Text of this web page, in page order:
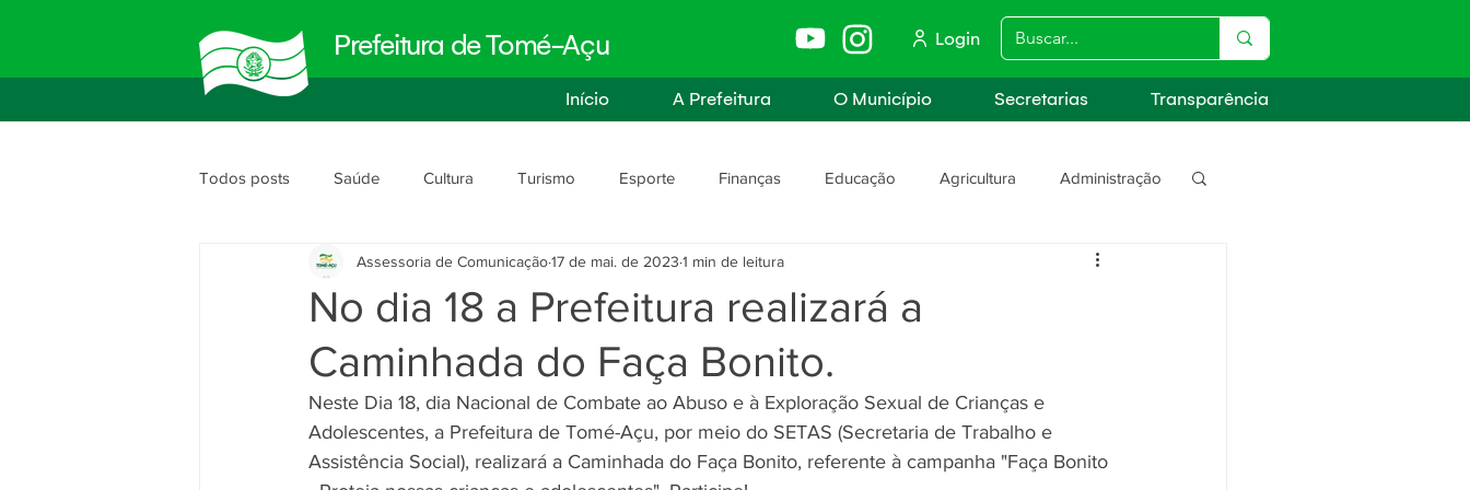
Prefeitura de Tomé-Açu Login
Início A Prefeitura O Município Secretarias Transparência
Todos posts Saúde Cultura Turismo Esporte Finanças Educação Agricultura Administração
Meio Ambiente Obras e Urbanismo Assistência Social e Trabalho
Planejamento e Gestão segurança Segurança Pública
No dia 18 a Prefeitura realizará a
Caminhada do Faça Bonito.
Assessoria de Comunicação17 de mai. de 2023 1 min de leitura
Neste Dia 18, dia Nacional de Combate ao Abuso e à Exploração Sexual de Crianças e
Adolescentes, a Prefeitura de Tomé-Açu, por meio do SETAS (Secretaria de Trabalho e
Assistência Social), realizará a Caminhada do Faça Bonito, referente à campanha "Faça Bonito